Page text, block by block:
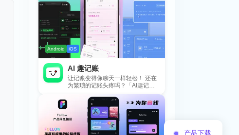
产品下载
Android iOS
AI 趣记账
让记账变得像聊天一样轻松！ 还在
为繁琐的记账头疼吗？「AI趣记
账」来拯救你啦！这款智能记账工
具专为懒...